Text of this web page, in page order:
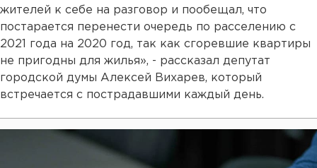
жителей к себе на разговор и пообещал, что
постарается перенести очередь по расселению с
2021 года на 2020 год, так как сгоревшие квартиры
не пригодны для жилья», - рассказал депутат
городской думы Алексей Вихарев, который
встречается с пострадавшими каждый день.